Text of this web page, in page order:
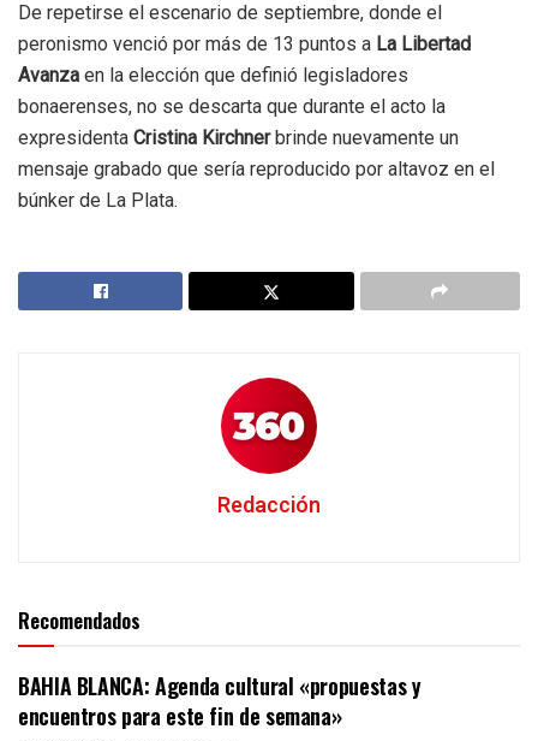
De repetirse el escenario de septiembre, donde el
peronismo venció por más de 13 puntos a La Libertad
Avanza en la elección que definió legisladores
bonaerenses, no se descarta que durante el acto la
expresidenta Cristina Kirchnerbrinde nuevamente un
mensaje grabado que sería reproducido por altavoz en el
búnker de La Plata.
Redacción
Recomendados
BAHIA BLANCA: Agenda cultural «propuestas y
encuentros para este fin de semana»